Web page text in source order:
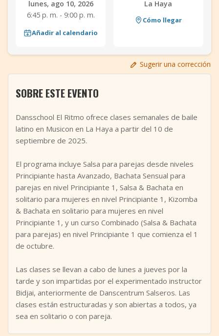
lunes, ago 10, 2026
6:45 p. m. - 9:00 p. m.
Añadir al calendario
La Haya
Cómo llegar
Sugerir una corrección
SOBRE ESTE EVENTO
Dansschool El Ritmo ofrece clases semanales de baile
latino en Musicon en La Haya a partir del 10 de
septiembre de 2025.
El programa incluye Salsa para parejas desde niveles
Principiante hasta Avanzado, Bachata Sensual para
parejas en nivel Principiante 1, Salsa & Bachata en
solitario para mujeres en nivel Principiante 1, Kizomba
& Bachata en solitario para mujeres en nivel
Principiante 1, y un curso Combinado (Salsa & Bachata
para parejas) en nivel Principiante 1 que comienza el 1
de octubre.
Las clases se llevan a cabo de lunes a jueves por la
tarde y son impartidas por el experimentado instructor
Bidjai, anteriormente de Danscentrum Salseros. Las
clases están estructuradas y son abiertas a todos, ya
sea en solitario o con pareja.